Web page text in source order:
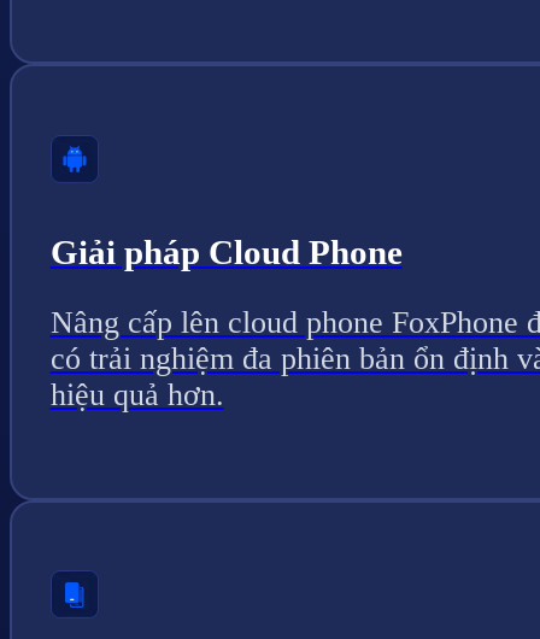
Giải pháp Cloud Phone
Nâng cấp lên cloud phone FoxPhone
có trải nghiệm đa phiên bản ổn định
hiệu quả hơn.